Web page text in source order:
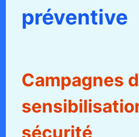
préventive
Campagnes
sécurité